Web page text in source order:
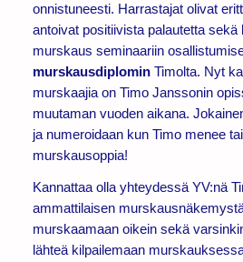
onnistuneesti. Harrastajat olivat
antoivat positiivista palautetta
murskaus seminaariin
murskausdiplominTimolta. Nyt
murskaajia on Timo Janssonin
muutaman vuoden aikana.
ja numeroidaan kun Timo menee
murskausoppia!
Kannattaa olla yhteydessä YV:nä
ammattilaisen
murskaamaan oikein sekä
lähteä kilpailemaan